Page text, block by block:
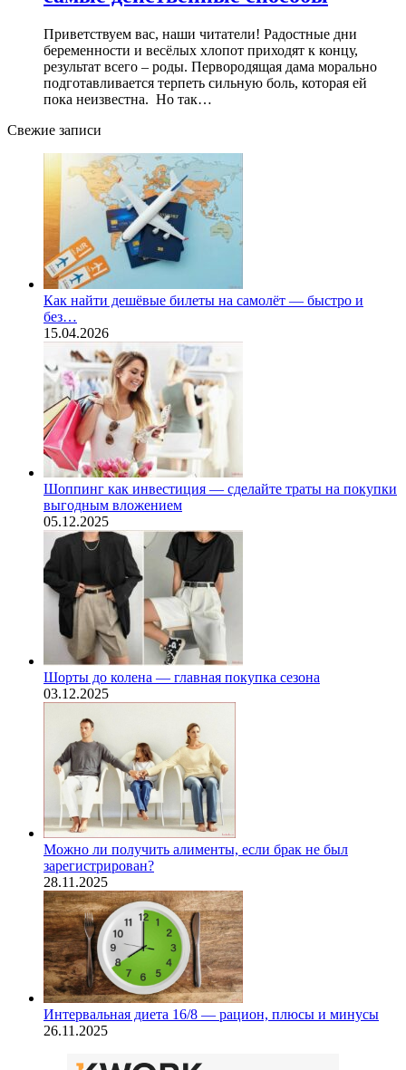
Приветствуем вас, наши читатели! Радостные дни
беременности и весёлых хлопот приходят к концу,
результат всего – роды. Первородящая дама морально
подготавливается терпеть сильную боль, которая ей
пока неизвестна. Но так…
Свежие записи
Как найти дешёвые билеты на самолёт — быстро и
без…
15.04.2026
Шоппинг как инвестиция — сделайте траты на покупки
выгодным вложением
05.12.2025
Шорты до колена — главная покупка сезона
03.12.2025
Можно ли получить алименты, если брак не был
зарегистрирован?
28.11.2025
Интервальная диета 16/8 — рацион, плюсы и минусы
26.11.2025